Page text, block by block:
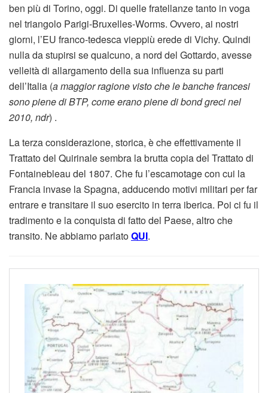
ben più di Torino, oggi. Di quelle fratellanze tanto in voga
nel triangolo Parigi-Bruxelles-Worms. Ovvero, ai nostri
giorni, l’EU franco-tedesca vieppiù erede di Vichy. Quindi
nulla da stupirsi se qualcuno, a nord del Gottardo, avesse
velleità di allargamento della sua influenza su parti
dell’Italia (a maggior ragione visto che le banche francesi
sono piene di BTP, come erano piene di bond greci nel
2010, ndr) .
La terza considerazione, storica, è che effettivamente il
Trattato del Quirinale sembra la brutta copia del Trattato di
Fontainebleau del 1807. Che fu l’escamotage con cui la
Francia invase la Spagna, adducendo motivi militari per far
entrare e transitare il suo esercito in terra iberica. Poi ci fu il
tradimento e la conquista di fatto del Paese, altro che
transito. Ne abbiamo parlatoQUI.